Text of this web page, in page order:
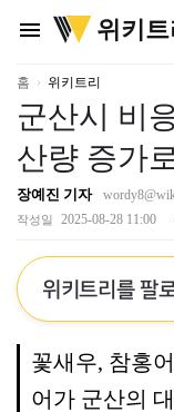
menu
위
키
리
위키트
홈 위키트리
군산시 비
산량 증가
장예진 기자
작성일 2025-08-28 11:00
위키트리를 팔
꽃새우, 참홍
어가 군산의